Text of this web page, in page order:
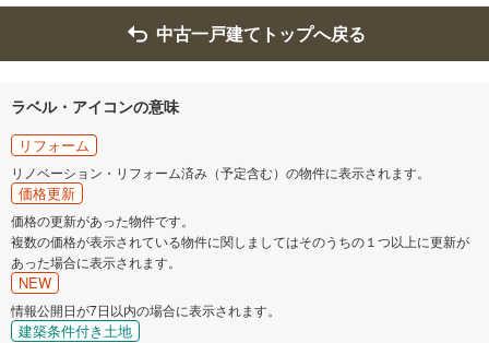
中古一戸建てトップへ戻る
ラベル・アイコンの意味
リフォーム
リノベーション・リフォーム済み（予定含む）の物件に表示されます。
価格更新
価格の更新があった物件です。
複数の価格が表示されている物件に関しましてはそのうちの１つ以上に更新が
あった場合に表示されます。
NEW
情報公開日が7日以内の場合に表示されます。
建築条件付き土地